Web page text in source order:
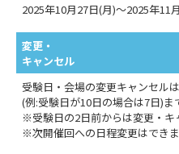
2025年10月27日(月)～2025年11
変更・
キャンセル
受験日・会場の変更キャンセル
(例:受験日が10日の場合は7日)ま
※受験日の2日前からは変更・キ
※次開催回への日程変更はできま